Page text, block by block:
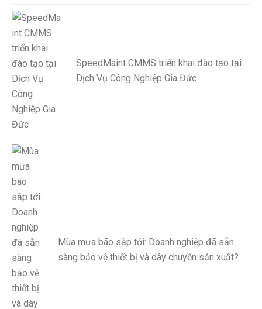
SpeedMaint CMMS triển khai đào tạo tại
Dịch Vụ Công Nghiệp Gia Đức
Mùa mưa bão sắp tới: Doanh nghiệp đã sẵn
sàng bảo vệ thiết bị và dây chuyền sản xuất?